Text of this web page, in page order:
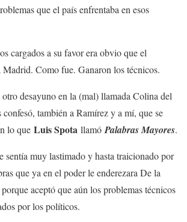
que el país enfrentaba en esos
cargados a su favor era obvio que el
Madrid. Como fue. Ganaron los técnicos.
desayuno en la (mal) llamada Colina del
confesó, también a Ramírez y a mí, que se
lo que Luis Spota llamó Palabras Mayores.
sentía muy lastimado y hasta traicionado por
que ya en el poder le enderezara De la
aceptó que aún los problemas técnicos
por los políticos.